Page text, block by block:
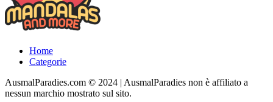
Home
Categorie
AusmalParadies.com © 2024 | AusmalParadies non è affiliato a
nessun marchio mostrato sul sito.